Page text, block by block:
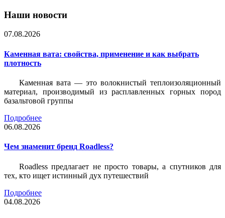
Наши новости
07.08.2026
Каменная вата: свойства, применение и как выбрать
плотность
Каменная вата — это волокнистый теплоизоляционный
материал, производимый из расплавленных горных пород
базальтовой группы
Подробнее
06.08.2026
Чем знаменит бренд Roadless?
Roadless предлагает не просто товары, а спутников для
тех, кто ищет истинный дух путешествий
Подробнее
04.08.2026